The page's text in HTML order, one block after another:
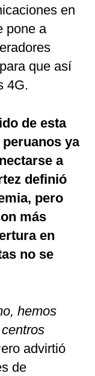
en
pone a
que así
4G.
de esta
ya
a
definió
pero
más
en
no se
hemos
advirtió
de